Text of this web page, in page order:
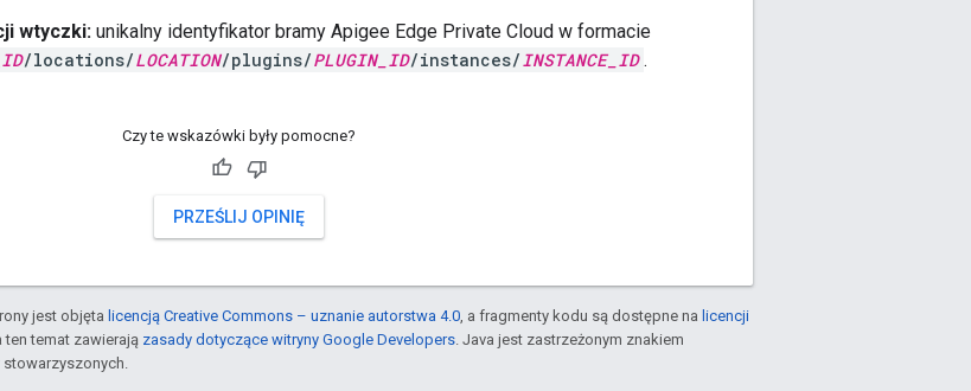
wtyczki: unikalny identyfikator bramy Apigee Edge Private Cloud w formacie
/locations/LOCATION/plugins/PLUGIN_ID/instances/INSTANCE_ID .
Czy te wskazówki były pomocne?
PRZEŚLIJ OPINIĘ
jest objęta licencją Creative Commons – uznanie autorstwa 4.0, a fragmenty kodu są dostępne na licencji
ten temat zawierają zasady dotyczące witryny Google Developers. Java jest zastrzeżonym znakiem